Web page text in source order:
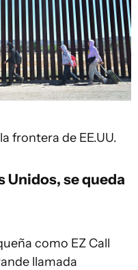
frontera de EE.UU.
Unidos, se queda
como EZ Call
llamada